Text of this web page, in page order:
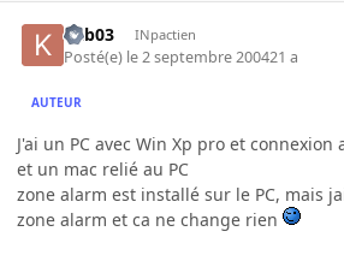
kab03 INpactien
Posté(e) le 2 septembre 200421 a
AUTEUR
J'ai un PC avec Win Xp pro et
et un mac relié au PC
zone alarm est installé sur le PC, mais
zone alarm et ca ne change rien